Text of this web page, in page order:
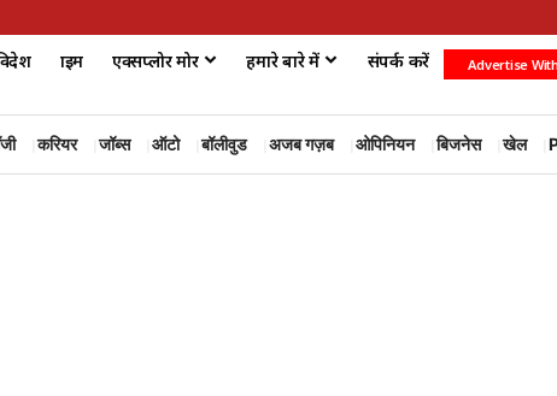
क्राइम एक्सप्लोर मोर हमारे बारे में संपर्क करें Advertise
करियर जॉब्स ऑटो बॉलीवुड अजब गज़ब ओपिनियन बिजनेस खेल